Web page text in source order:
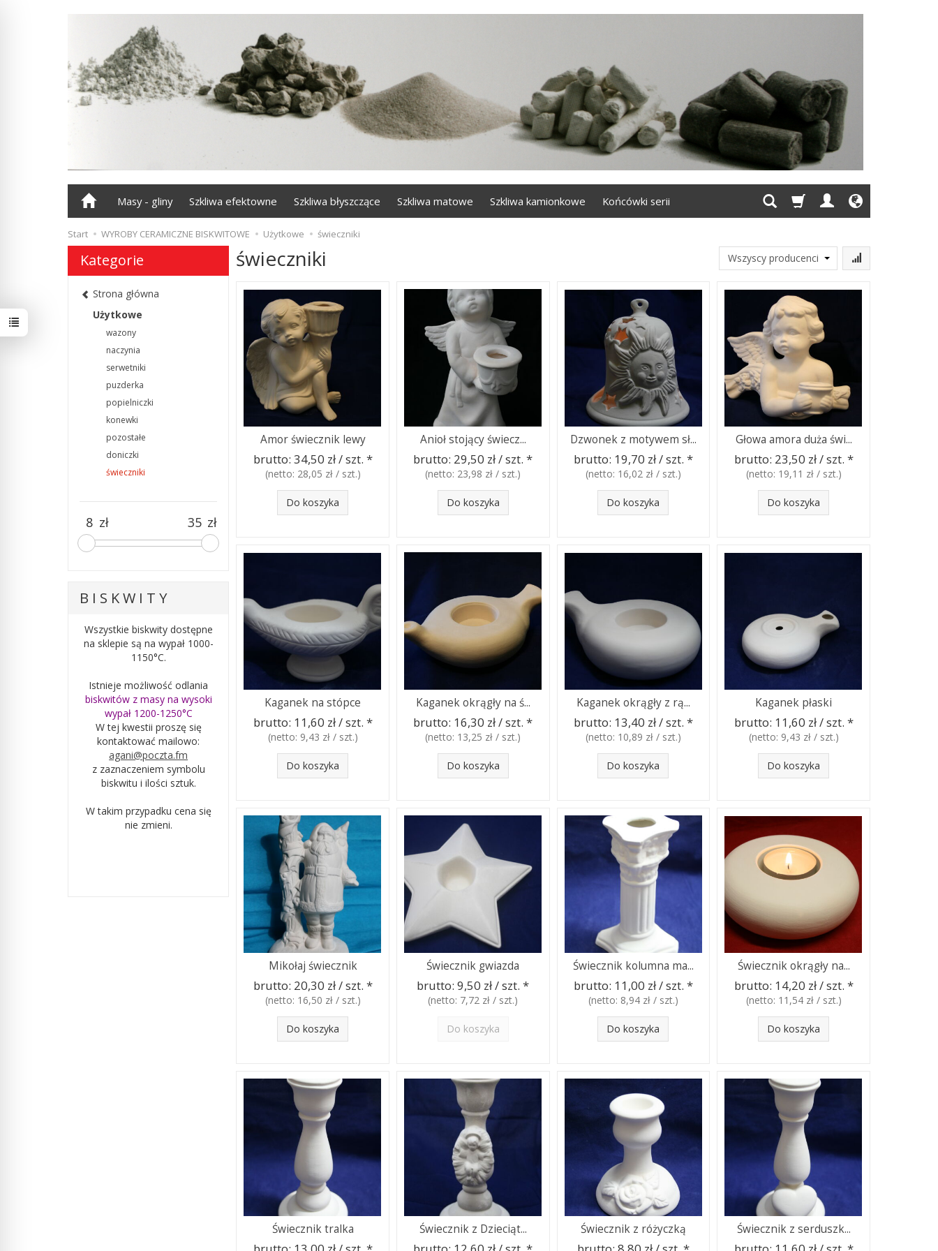
Masy - gliny Szkliwa efektowne Szkliwa błyszczące Szkliwa matowe Szkliwa kamionkowe Końcówki serii
Start WYROBY CERAMICZNE BISKWITOWE Użytkowe świeczniki
świeczniki
Amor świecznik lewy
brutto: 34,50 zł / szt. *
(netto: 28,05 zł / szt.)
Do koszyka
Anioł stojący świecz...
brutto: 29,50 zł / szt. *
(netto: 23,98 zł / szt.)
Do koszyka
Dzwonek z motywem sł...
brutto: 19,70 zł / szt. *
(netto: 16,02 zł / szt.)
Do koszyka
Głowa amora duża świ...
brutto: 23,50 zł / szt. *
(netto: 19,11 zł / szt.)
Do koszyka
Kaganek na stópce
brutto: 11,60 zł / szt. *
(netto: 9,43 zł / szt.)
Do koszyka
Kaganek okrągły na ś...
brutto: 16,30 zł / szt. *
(netto: 13,25 zł / szt.)
Do koszyka
Kaganek okrągły z rą...
brutto: 13,40 zł / szt. *
(netto: 10,89 zł / szt.)
Do koszyka
Kaganek płaski
brutto: 11,60 zł / szt. *
(netto: 9,43 zł / szt.)
Do koszyka
Mikołaj świecznik
brutto: 20,30 zł / szt. *
(netto: 16,50 zł / szt.)
Do koszyka
Świecznik gwiazda
brutto:9,50 zł / szt. *
(netto: 7,72 zł / szt.)
Do koszyka
Świecznik kolumna ma...
brutto: 11,00 zł / szt. *
(netto: 8,94 zł / szt.)
Do koszyka
Świecznik okrągły na...
brutto: 14,20 zł / szt. *
(netto: 11,54 zł / szt.)
Do koszyka
Świecznik tralka Świecznik z Dzieciąt... Świecznik z różyczką Świecznik z serduszk...
Kategorie
Strona główna
Użytkowe
wazony
naczynia
serwetniki
puzderka
popielniczki
konewki
pozostałe
doniczki
świeczniki
zł zł
B I S K W I T Y
Wszystkie biskwity dostępne
na sklepie są na wypał 1000-
1150°C.
Istnieje możliwość odlania
biskwitów z masy na wysoki
wypał 1200-1250°C
W tej kwestii proszę się
kontaktować mailowo:
agani@poczta.fm
z zaznaczeniem symbolu
biskwitu i ilości sztuk.
W takim przypadku cena się
nie zmieni.